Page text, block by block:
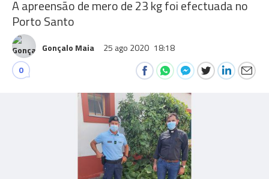
A apreensão de mero de 23 kg foi efectuada no
Porto Santo
Gonçalo Maia 25 ago 2020 18:18
0